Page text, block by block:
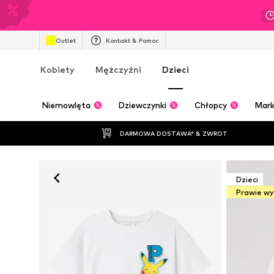
Outlet Kontakt & Pomoc
Kobiety Mężczyźni Dzieci
Niemowlęta Dziewczynki Chłopcy
DARMOWA DOSTAWA* & ZWROT
Dzieci
Prawie